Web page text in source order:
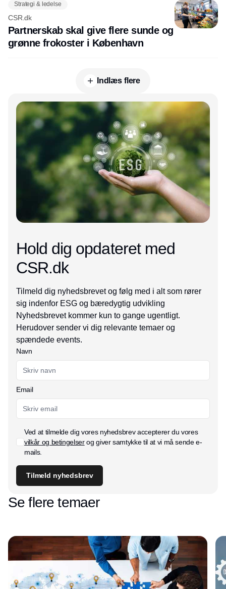
Strategi & ledelse
CSR.dk
Partnerskab skal give flere sunde og
grønne frokoster i København
Indlæs flere
Annonce
Hold dig opdateret med
CSR.dk
Tilmeld dig nyhedsbrevet og følg med i alt som rører
sig indenfor ESG og bæredygtig udvikling
Nyhedsbrevet kommer kun to gange ugentligt.
Herudover sender vi dig relevante temaer og
spændede events.
Navn
Email
Ved at tilmelde dig vores nyhedsbrev accepterer du vores
vilkår og betingelserog giver samtykke til at vi må sende e-
mails.
Tilmeld nyhedsbrev
Se flere temaer